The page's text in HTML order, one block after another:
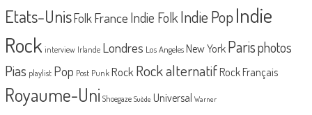
Etats-UnisFolk France Indie FolkIndie PopIndie
Rock interview Irlande Londres Los Angeles New York Parisphotos
Pias playlist Pop Post Punk Rock Rock alternatif Rock Français
Royaume-Uni Shoegaze Suède Universal Warner